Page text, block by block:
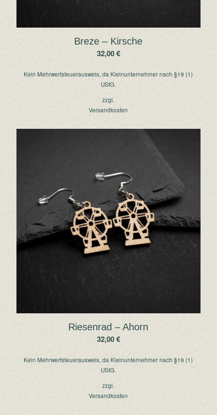
Breze – Kirsche
32,00€
Kein Mehrwertsteuerausweis, da Kleinunternehmer nach §19 (1)
UStG.
zzgl.
Versandkosten
Riesenrad – Ahorn
32,00€
Kein Mehrwertsteuerausweis, da Kleinunternehmer nach §19 (1)
UStG.
zzgl.
Versandkosten